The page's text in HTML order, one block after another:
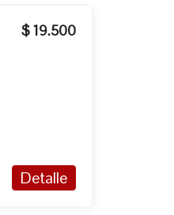
$ 19.500
Detalle